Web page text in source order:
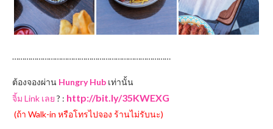
……………………………………………………………………
ต้องจองผ่าน Hungry Hub เท่านั้น
จิ้ม Link เลย ? : http://bit.ly/35KWEXG
(ถ้า Walk-in หรือโทรไปจอง ร้านไม่รับนะ)